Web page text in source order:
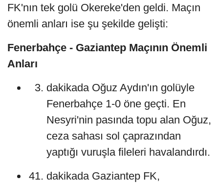
FK'nın tek golü Okereke'den geldi. Maçın
önemli anları ise şu şekilde gelişti:
Fenerbahçe - Gaziantep Maçının Önemli
Anları
dakikada Oğuz Aydın'ın golüyle
Fenerbahçe 1-0 öne geçti. En
Nesyri'nin pasında topu alan Oğuz,
ceza sahası sol çaprazından
yaptığı vuruşla fileleri havalandırdı.
dakikada Gaziantep FK,